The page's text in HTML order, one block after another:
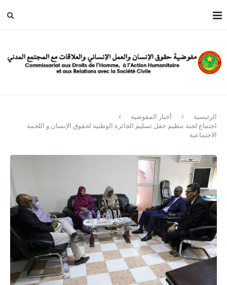
الرئيسية
أخبار المفوضية
اجتماع لجنة تنظيم حفل تسليم الجائزة الوطنية لحقوق الإنسان و اللحمة
الاجتماعية